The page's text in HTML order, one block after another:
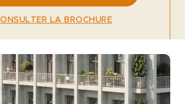
LA BROCHURE